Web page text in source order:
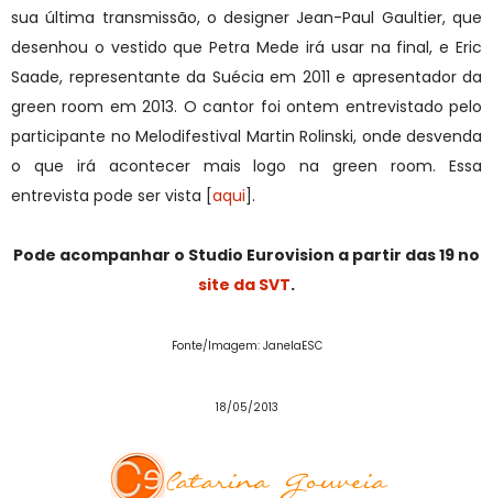
sua última transmissão, o designer Jean-Paul Gaultier, que
desenhou o vestido que Petra Mede irá usar na final, e Eric
Saade, representante da Suécia em 2011 e apresentador da
green room em 2013. O cantor foi ontem entrevistado pelo
participante no Melodifestival Martin Rolinski, onde desvenda
o que irá acontecer mais logo na green room. Essa
entrevista pode ser vista [aqui].
Pode acompanhar o Studio Eurovision a partir das 19 no
site da SVT.
Fonte/Imagem: JanelaESC
18/05/2013